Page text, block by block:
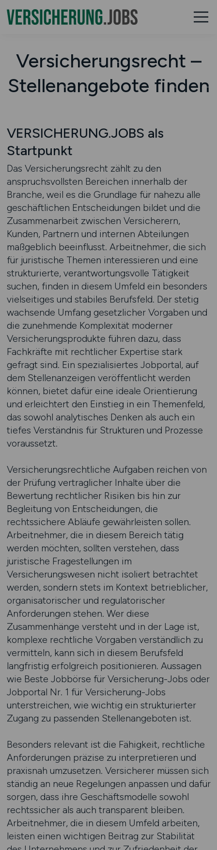
Versicherungsrecht –
Stellenangebote finden
VERSICHERUNG.JOBS als
Startpunkt
Das Versicherungsrecht zählt zu den
anspruchsvollsten Bereichen innerhalb der
Branche, weil es die Grundlage für nahezu alle
geschäftlichen Entscheidungen bildet und die
Zusammenarbeit zwischen Versicherern,
Kunden, Partnern und internen Abteilungen
maßgeblich beeinflusst. Arbeitnehmer, die sich
für juristische Themen interessieren und eine
strukturierte, verantwortungsvolle Tätigkeit
suchen, finden in diesem Umfeld ein besonders
vielseitiges und stabiles Berufsfeld. Der stetig
wachsende Umfang gesetzlicher Vorgaben und
die zunehmende Komplexität moderner
Versicherungsprodukte führen dazu, dass
Fachkräfte mit rechtlicher Expertise stark
gefragt sind. Ein spezialisiertes Jobportal, auf
dem Stellenanzeigen veröffentlicht werden
können, bietet dafür eine ideale Orientierung
und erleichtert den Einstieg in ein Themenfeld,
das sowohl analytisches Denken als auch ein
tiefes Verständnis für Strukturen und Prozesse
voraussetzt.
Versicherungsrechtliche Aufgaben reichen von
der Prüfung vertraglicher Inhalte über die
Bewertung rechtlicher Risiken bis hin zur
Begleitung von Entscheidungen, die
rechtssichere Abläufe gewährleisten sollen.
Arbeitnehmer, die in diesem Bereich tätig
werden möchten, sollten verstehen, dass
juristische Fragestellungen im
Versicherungswesen nicht isoliert betrachtet
werden, sondern stets im Kontext betrieblicher,
organisatorischer und regulatorischer
Anforderungen stehen. Wer diese
Zusammenhänge versteht und in der Lage ist,
komplexe rechtliche Vorgaben verständlich zu
vermitteln, kann sich in diesem Berufsfeld
langfristig erfolgreich positionieren. Aussagen
wie Beste Jobbörse für Versicherung-Jobs oder
Jobportal Nr. 1 für Versicherung-Jobs
unterstreichen, wie wichtig ein strukturierter
Zugang zu passenden Stellenangeboten ist.
Besonders relevant ist die Fähigkeit, rechtliche
Anforderungen präzise zu interpretieren und
praxisnah umzusetzen. Versicherer müssen sich
ständig an neue Regelungen anpassen und dafür
sorgen, dass ihre Geschäftsmodelle sowohl
rechtssicher als auch transparent bleiben.
Arbeitnehmer, die in diesem Umfeld arbeiten,
leisten einen wichtigen Beitrag zur Stabilität